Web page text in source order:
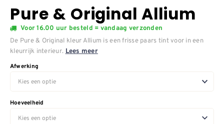
Pure & Original Allium
Voor 16.00 uur besteld = vandaag verzonden
De Pure & Original kleur Allium is een frisse paars tint voor in een
kleurrijk interieur. Lees meer
Afwerking
Hoeveelheid